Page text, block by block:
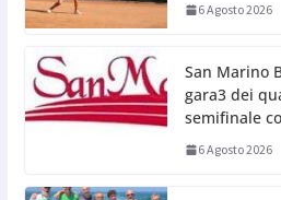
6 Agosto 2026
San Marino
gara3 dei
semifinale
6 Agosto 2026